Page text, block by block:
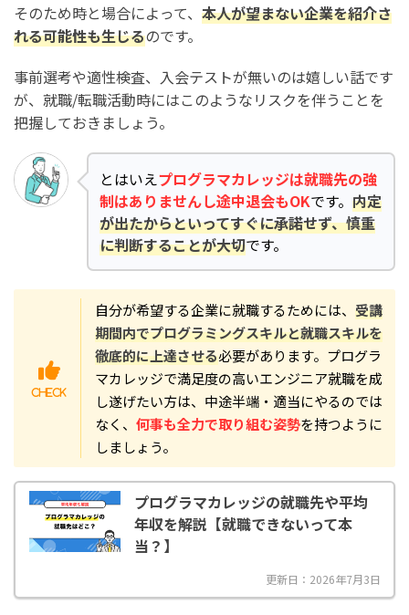
そのため時と場合によって、 本人が望まない企業を紹介さ
れる可能性も生じるのです。
事前選考や適性検査、入会テストが無いのは嬉しい話です
が、就職/転職活動時にはこのようなリスクを伴うことを
把握しておきましょう。
とはいえプログラマカレッジは就職先の強
制はありませんし途中退会もOKです。 内定
が出たからといってすぐに承諾せず、慎重
に判断することが大切です。
自分が希望する企業に就職するためには、 受講
期間内でプログラミングスキルと就職スキルを
徹底的に上達させる必要があります。プログラ
マカレッジで満足度の高いエンジニア就職を成
し遂げたい方は、中途半端・適当にやるのでは
なく、 何事も全力で取り組む姿勢を持つように
しましょう。
プログラマカレッジの就職先や平均
年収を解説【就職できないって本
当？】
更新日：2026年7月3日